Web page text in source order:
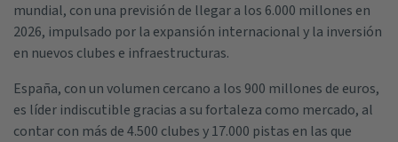
mundial, con una previsión de llegar a los 6.000 millones en
2026, impulsado por la expansión internacional y la inversión
en nuevos clubes e infraestructuras.
España, con un volumen cercano a los 900 millones de euros,
es líder indiscutible gracias a su fortaleza como mercado, al
contar con más de 4.500 clubes y 17.000 pistas en las que